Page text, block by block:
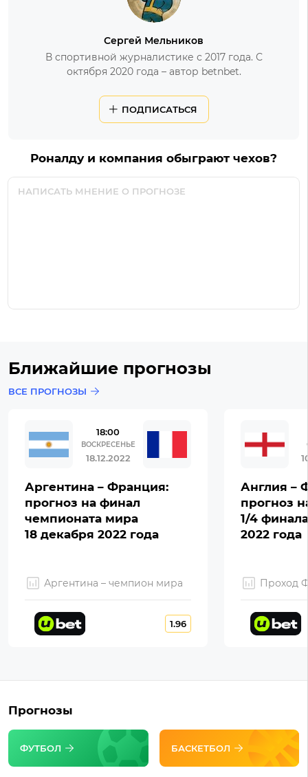
Сергей Мельников
В спортивной журналистике с 2017 года. С
октября 2020 года – автор betnbet.
ПОДПИСАТЬСЯ
Роналду и компания обыграют чехов?
Ближайшие прогнозы
ВСЕ ПРОГНОЗЫ
18:00
ВОСКРЕСЕНЬЕ
18.12.2022
Аргентина – Франция:
прогноз на финал
чемпионата мира
18 декабря 2022 года
Аргентина – чемпион мира
1.96
Англия –
прогноз
1/4
2022 года
Проход
Прогнозы
ФУТБОЛ БАСКЕТБОЛ